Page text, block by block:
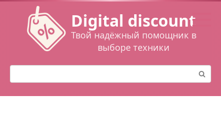
Перейти
контенту
Digital discount
Твой надёжный помощник в
выборе техники
Поиск: